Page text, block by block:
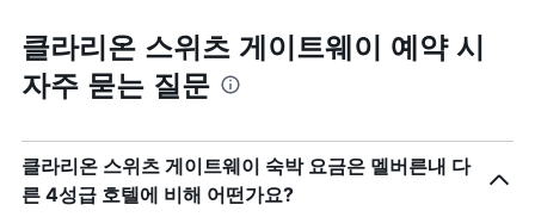
클라리온 스위츠 게이트웨이 예약 시
자주 묻는 질문
클라리온 스위츠 게이트웨이 숙박 요금은 멜버른내 다
른 4성급 호텔에 비해 어떤가요?